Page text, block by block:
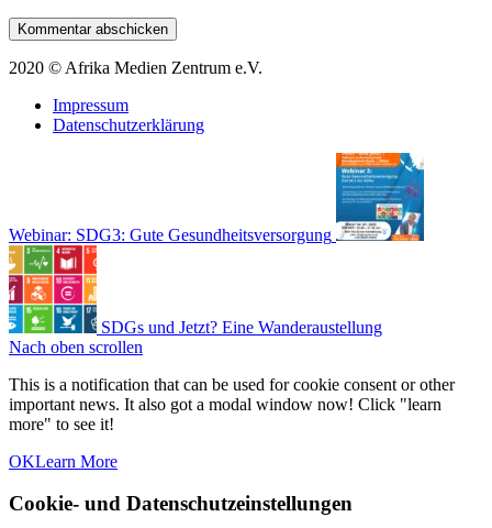
2020 © Afrika Medien Zentrum e.V.
Impressum
Datenschutzerklärung
Webinar: SDG3: Gute Gesundheitsversorgung
SDGs und Jetzt? Eine Wanderaustellung
Nach oben scrollen
This is a notification that can be used for cookie consent or other
important news. It also got a modal window now! Click "learn
more" to see it!
OKLearn More
Cookie- und Datenschutzeinstellungen